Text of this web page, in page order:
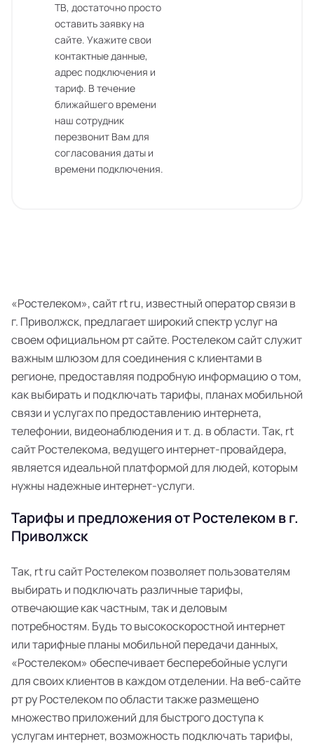
ТВ, достаточно просто
оставить заявку на
сайте. Укажите свои
контактные данные,
адрес подключения и
тариф. В течение
ближайшего времени
наш сотрудник
перезвонит Вам для
согласования даты и
времени подключения.
«Ростелеком», сайт rt ru, известный оператор связи в
г. Приволжск, предлагает широкий спектр услуг на
своем официальном рт сайте. Ростелеком сайт служит
важным шлюзом для соединения с клиентами в
регионе, предоставляя подробную информацию о том,
как выбирать и подключать тарифы, планах мобильной
связи и услугах по предоставлению интернета,
телефонии, видеонаблюдения и т. д. в области. Так, rt
сайт Ростелекома, ведущего интернет-провайдера,
является идеальной платформой для людей, которым
нужны надежные интернет-услуги.
Тарифы и предложения от Ростелеком в г.
Приволжск
Так, rt ru сайт Ростелеком позволяет пользователям
выбирать и подключать различные тарифы,
отвечающие как частным, так и деловым
потребностям. Будь то высокоскоростной интернет
или тарифные планы мобильной передачи данных,
«Ростелеком» обеспечивает бесперебойные услуги
для своих клиентов в каждом отделении. На веб-сайте
рт ру Ростелеком по области также размещено
множество приложений для быстрого доступа к
услугам интернет, возможность подключать тарифы,